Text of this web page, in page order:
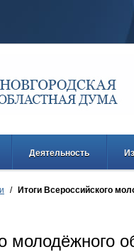
Деятельность
/
Итоги Всероссийского
молодёжного